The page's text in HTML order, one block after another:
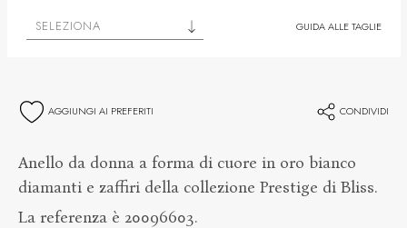
SELEZIONA GUIDA ALLE TAGLIE
AGGIUNGI AI PREFERITI CONDIVIDI
Anello da donna a forma di cuore in oro bianco
diamanti e zaffiri della collezione Prestige di Bliss.
La referenza è 20096603.